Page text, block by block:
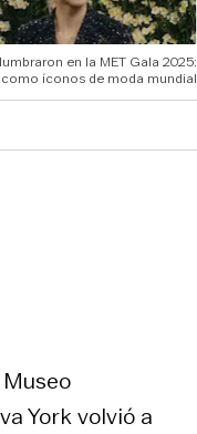
en la MET Gala 2025:
íconos de moda mundial
York volvió a